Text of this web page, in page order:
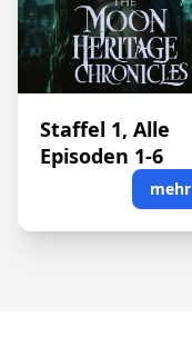
Staffel 1, Alle
Episoden 1-6
mehr